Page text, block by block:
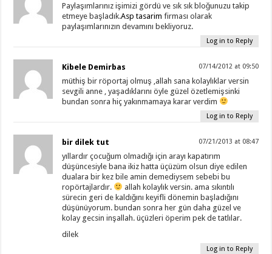
Paylaşımlarınız işimizi gördü ve sık sık bloğunuzu takip
etmeye başladık.Asp tasarim firması olarak
paylaşımlarınızın devamını bekliyoruz.
Log in to Reply
Kibele Demirbas 07/14/2012 at 09:50
müthiş bir röportaj olmuş ,allah sana kolaylıklar versin
sevgili anne , yaşadıklarını öyle güzel özetlemişsinki
bundan sonra hiç yakınmamaya karar verdim
Log in to Reply
bir dilek tut 07/21/2013 at 08:47
yıllardır çocuğum olmadığı için arayı kapatırım
düşüncesiyle bana ikiz hatta üçüzüm olsun diye edilen
dualara bir kez bile amin demediysem sebebi bu
ropörtajlardır.
allah kolaylık versin. ama sıkıntılı
sürecin geri de kaldığını keyifli dönemin başladığını
düşünüyorum. bundan sonra her gün daha güzel ve
kolay gecsin inşallah. üçüzleri öperim pek de tatlılar.
dilek
Log in to Reply